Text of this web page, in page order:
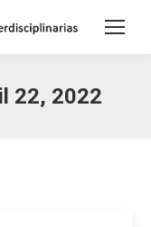
22, 2022